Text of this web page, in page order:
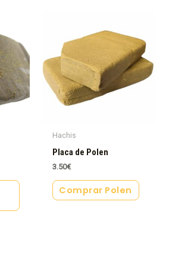
Hachis
Placa de Polen
3.50€
Comprar Polen